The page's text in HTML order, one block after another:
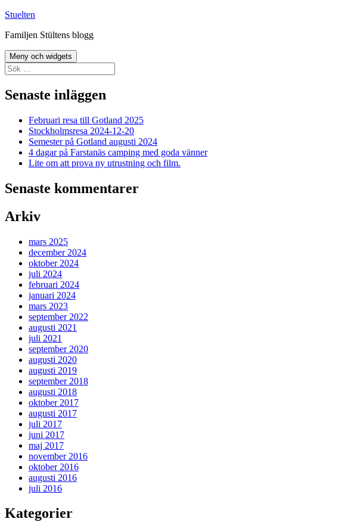
Hoppa
innehåll
Stuelten
Familjen Stültens blogg
Meny och widgets
Sök
efter:
Senaste inläggen
Februari resa till Gotland 2025
Stockholmsresa 2024-12-20
Semester på Gotland augusti 2024
4 dagar på Farstanäs camping med goda vänner
Lite om att prova ny utrustning och film.
Senaste kommentarer
Arkiv
mars 2025
december 2024
oktober 2024
juli 2024
februari 2024
januari 2024
mars 2023
september 2022
augusti 2021
juli 2021
september 2020
augusti 2020
augusti 2019
september 2018
augusti 2018
oktober 2017
augusti 2017
juli 2017
juni 2017
maj 2017
november 2016
oktober 2016
augusti 2016
juli 2016
Kategorier